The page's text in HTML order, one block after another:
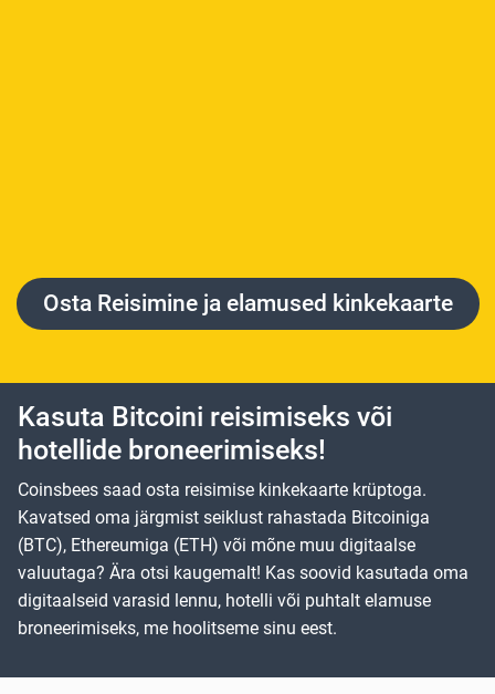
Osta Reisimine ja elamused kinkekaarte
Kasuta Bitcoini reisimiseks või
hotellide broneerimiseks!
Coinsbees saad osta reisimise kinkekaarte krüptoga.
Kavatsed oma järgmist seiklust rahastada Bitcoiniga
(BTC), Ethereumiga (ETH) või mõne muu digitaalse
valuutaga? Ära otsi kaugemalt! Kas soovid kasutada oma
digitaalseid varasid lennu, hotelli või puhtalt elamuse
broneerimiseks, me hoolitseme sinu eest.